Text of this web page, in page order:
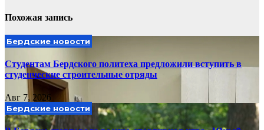
Похожая запись
Бердские новости
Студентам Бердского политеха предложили вступить в
студенческие строительные отряды
Авг 7, 2026
Бердские новости